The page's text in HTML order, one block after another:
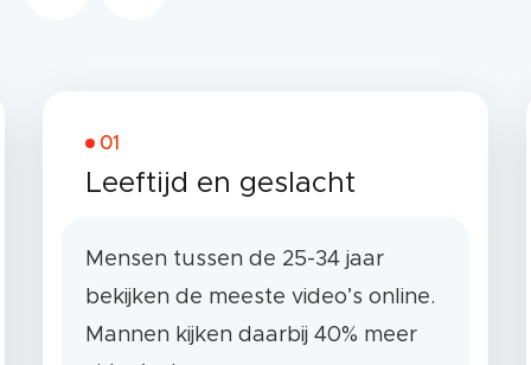
01
Leeftijd en geslacht
Mensen tussen de 25-34 jaar
bekijken de meeste video’s online.
Mannen kijken daarbij 40% meer